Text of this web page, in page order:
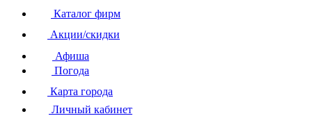
Каталог фирм
Акции/скидки
Афиша
Погода
Карта города
Личный кабинет